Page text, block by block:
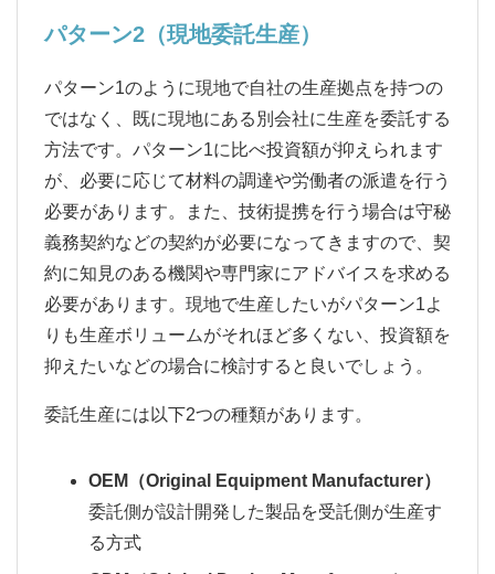
パターン2（現地委託生産）
パターン1のように現地で自社の生産拠点を持つの
ではなく、既に現地にある別会社に生産を委託する
方法です。パターン1に比べ投資額が抑えられます
が、必要に応じて材料の調達や労働者の派遣を行う
必要があります。また、技術提携を行う場合は守秘
義務契約などの契約が必要になってきますので、契
約に知見のある機関や専門家にアドバイスを求める
必要があります。現地で生産したいがパターン1よ
りも生産ボリュームがそれほど多くない、投資額を
抑えたいなどの場合に検討すると良いでしょう。
委託生産には以下2つの種類があります。
OEM（Original Equipment Manufacturer）
委託側が設計開発した製品を受託側が生産す
る方式